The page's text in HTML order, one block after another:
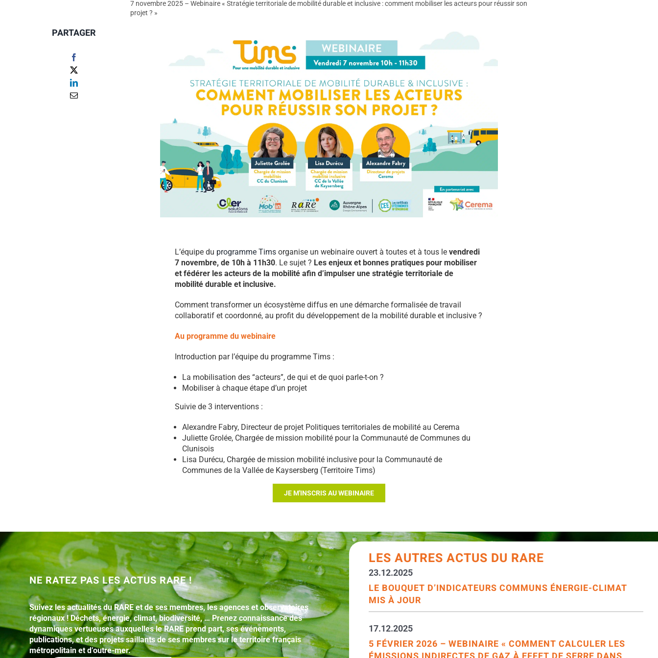
7 novembre 2025 – Webinaire « Stratégie territoriale de mobilité durable et inclusive : comment mobiliser les acteurs pour réussir son
projet ? »
PARTAGER
L’équipe du programme Tims organise un webinaire ouvert à toutes et à tous le vendredi
7 novembre, de 10h à 11h30. Le sujet ? Les enjeux et bonnes pratiques pour mobiliser
et fédérer les acteurs de la mobilité afin d’impulser une stratégie territoriale de
mobilité durable et inclusive.
Comment transformer un écosystème diffus en une démarche formalisée de travail
collaboratif et coordonné, au profit du développement de la mobilité durable et inclusive ?
Au programme du webinaire
Introduction par l’équipe du programme Tims :
La mobilisation des “acteurs”, de qui et de quoi parle-t-on ?
Mobiliser à chaque étape d’un projet
Suivie de 3 interventions :
Alexandre Fabry, Directeur de projet Politiques territoriales de mobilité au Cerema
Juliette Grolée, Chargée de mission mobilité pour la Communauté de Communes du
Clunisois
Lisa Durécu, Chargée de mission mobilité inclusive pour la Communauté de
Communes de la Vallée de Kaysersberg (Territoire Tims)
JE M'INSCRIS AU WEBINAIRE
NE RATEZ PAS LES ACTUS RARE !
Suivez les actualités du RARE et de ses membres, les agences et observatoires
régionaux ! Déchets, énergie, climat, biodiversité, … Prenez connaissance des
dynamiques vertueuses auxquelles le RARE prend part, ses événements,
publications, et des projets saillants de ses membres sur le territoire français
métropolitain et d’outre-mer.
LES AUTRES ACTUS DU RARE
LE BOUQUET D’INDICATEURS COMMUNS ÉNERGIE-CLIMAT
MIS À JOUR
23.12.2025
5 FÉVRIER 2026 – WEBINAIRE « COMMENT CALCULER LES
17.12.2025